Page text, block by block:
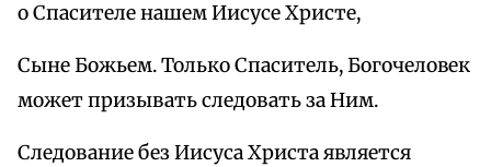
о Спасителе нашем Иисусе Христе,
Сыне Божьем. Только Спаситель, Богочеловек
может призывать следовать за Ним.
Следование без Иисуса Христа является